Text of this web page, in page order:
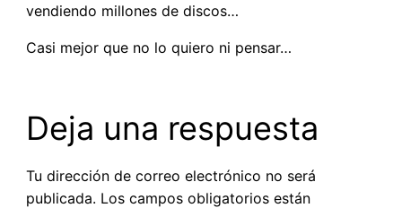
vendiendo millones de discos…
Casi mejor que no lo quiero ni pensar…
Deja una respuesta
Tu dirección de correo electrónico no será
publicada. Los campos obligatorios están